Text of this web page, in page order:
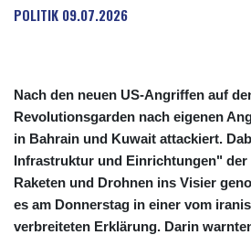
CUC
CUP
DKK
DOP
DZD
EGP
ERN
ETB
FJD
POLITIK 09.07.2026
Nach den neuen US-Angriffen auf
Revolutionsgarden nach eigenen
in Bahrain und Kuwait attackiert.
Infrastruktur und Einrichtungen" der
Raketen und Drohnen ins Visier
es am Donnerstag in einer vom
verbreiteten Erklärung. Darin